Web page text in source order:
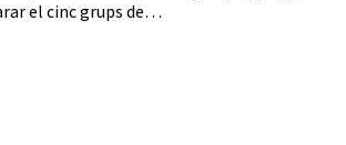
el cinc grups de…